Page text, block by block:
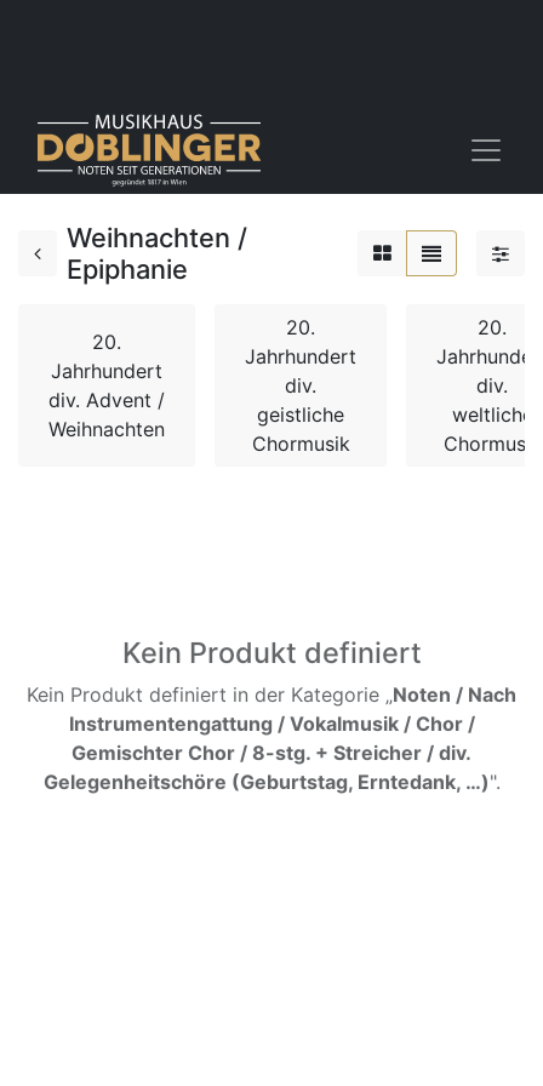
Weihnachten /
Epiphanie
20.
Jahrhundert
div. Advent /
Weihnachten
20.
Jahrhundert
div.
geistliche
Chormusik
20.
div.
weltliche
Chormusik
Kein Produkt definiert
Kein Produkt definiert in der Kategorie „Noten / Nach
Instrumentengattung / Vokalmusik / Chor /
Gemischter Chor / 8-stg. + Streicher / div.
Gelegenheitschöre (Geburtstag, Erntedank, …)".